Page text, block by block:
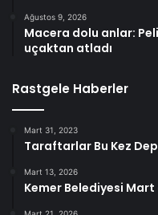
Ağustos 9, 2026
Macera dolu anlar:
uçaktan atladı
Rastgele Haberler
Mart 31, 2023
Taraftarlar Bu Kez
Mart 13, 2026
Kemer Belediyesi Mart
Mart 21, 2026